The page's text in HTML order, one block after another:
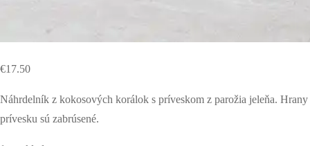
€17.50
Náhrdelník z kokosových korálok s príveskom z parožia jeleňa. Hrany
prívesku sú zabrúsené.